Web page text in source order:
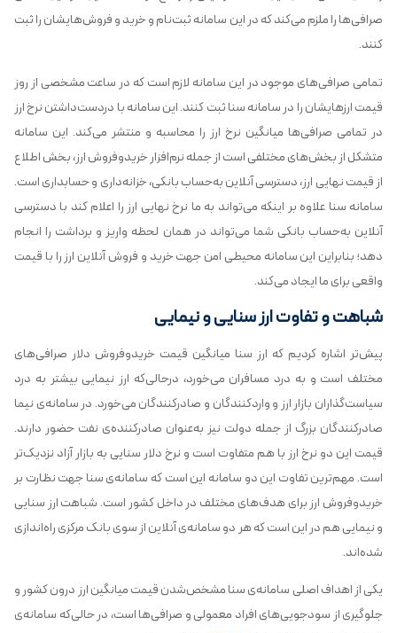
صرافی‌ها را ملزم می‌کند که در این سامانه ثبت‌نام و خرید و فروش‌هایشان را ثبت
کنند.
تمامی صرافی‌های موجود در این سامانه لازم است که در ساعت مشخصی از روز
قیمت ارزهایشان را در سامانه سنا ثبت کنند. این سامانه با دردست‌داشتن نرخ ارز
در تمامی صرافی‌ها میانگین نرخ ارز را محاسبه و منتشر می‌کند. این سامانه
متشکل از بخش‌های مختلفی است از جمله نرم‌افزار خریدوفروش ارز، بخش اطلاع
از قیمت نهایی ارز، دسترسی آنلاین به‌حساب بانکی، خزانه‌داری و حسابداری است.
سامانه سنا علاوه بر اینکه می‌تواند به ما نرخ نهایی ارز را اعلام کند با دسترسی
آنلاین به‌حساب بانکی شما می‌تواند در همان لحظه واریز و برداشت را انجام
دهد؛ بنابراین این سامانه محیطی امن جهت خرید و فروش آنلاین ارز را با قیمت
واقعی برای ما ایجاد می‌کند.
شباهت و تفاوت ارز سنایی و نیمایی
پیش‌تر اشاره کردیم که ارز سنا میانگین قیمت خریدوفروش دلار صرافی‌های
مختلف است و به درد مسافران می‌خورد، درحالی‌که ارز نیمایی بیشتر به درد
سیاست‌گذاران بازار ارز و واردکنندگان و صادرکنندگان می‌خورد. در سامانه‌ی نیما
صادرکنندگان بزرگ از جمله دولت نیز به‌عنوان صادرکننده‌ی نفت حضور دارند.
قیمت این دو نرخ ارز با هم متفاوت است و نرخ دلار سنایی به بازار آزاد نزدیک‌تر
است. مهم‌ترین تفاوت این دو سامانه این است که سامانه‌ی سنا جهت نظارت بر
خریدوفروش ارز برای هدف‌های مختلف در داخل کشور است. شباهت ارز سنایی
و نیمایی هم در این است که هر دو سامانه‌ی آنلاین از سوی بانک مرکزی راه‌اندازی
شده‌اند.
یکی از اهداف اصلی سامانه‌ی سنا مشخص‌شدن قیمت میانگین ارز درون کشور و
جلوگیری از سودجویی‌های افراد معمولی و صرافی‌ها است، در ‏حالی‌که سامانه‌ی